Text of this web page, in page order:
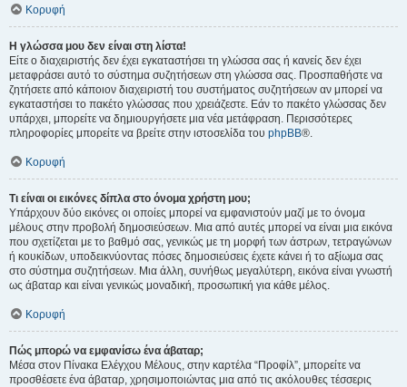
Κορυφή
Η γλώσσα μου δεν είναι στη λίστα!
Είτε ο διαχειριστής δεν έχει εγκαταστήσει τη γλώσσα σας ή κανείς δεν έχει
μεταφράσει αυτό το σύστημα συζητήσεων στη γλώσσα σας. Προσπαθήστε να
ζητήσετε από κάποιον διαχειριστή του συστήματος συζητήσεων αν μπορεί να
εγκαταστήσει το πακέτο γλώσσας που χρειάζεστε. Εάν το πακέτο γλώσσας δεν
υπάρχει, μπορείτε να δημιουργήσετε μια νέα μετάφραση. Περισσότερες
πληροφορίες μπορείτε να βρείτε στην ιστοσελίδα του phpBB®.
Κορυφή
Τι είναι οι εικόνες δίπλα στο όνομα χρήστη μου;
Υπάρχουν δύο εικόνες οι οποίες μπορεί να εμφανιστούν μαζί με το όνομα
μέλους στην προβολή δημοσιεύσεων. Μια από αυτές μπορεί να είναι μια εικόνα
που σχετίζεται με το βαθμό σας, γενικώς με τη μορφή των άστρων, τετραγώνων
ή κουκίδων, υποδεικνύοντας πόσες δημοσιεύσεις έχετε κάνει ή το αξίωμα σας
στο σύστημα συζητήσεων. Μια άλλη, συνήθως μεγαλύτερη, εικόνα είναι γνωστή
ως άβαταρ και είναι γενικώς μοναδική, προσωπική για κάθε μέλος.
Κορυφή
Πώς μπορώ να εμφανίσω ένα άβαταρ;
Μέσα στον Πίνακα Ελέγχου Μέλους, στην καρτέλα “Προφίλ”, μπορείτε να
προσθέσετε ένα άβαταρ, χρησιμοποιώντας μια από τις ακόλουθες τέσσερις